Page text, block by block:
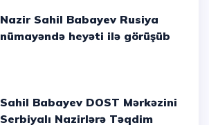
Nazir Sahil Babayev Rusiya
nümayəndə heyəti ilə görüşüb
Sahil Babayev DOST Mərkəzini
Serbiyalı Nazirlərə Təqdim